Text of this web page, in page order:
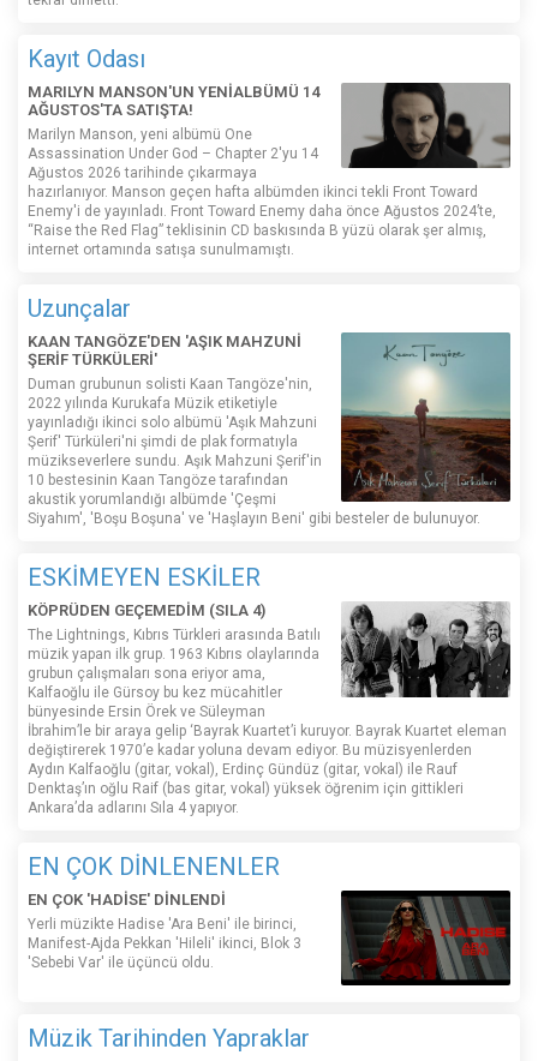
Kayıt Odası
MARILYN MANSON'UN YENİALBÜMÜ 14
AĞUSTOS'TA SATIŞTA!
Marilyn Manson, yeni albümü One
Assassination Under God – Chapter 2'yu 14
Ağustos 2026 tarihinde çıkarmaya
hazırlanıyor. Manson geçen hafta albümden ikinci tekli Front Toward
Enemy'i de yayınladı. Front Toward Enemy daha önce Ağustos 2024’te,
“Raise the Red Flag” teklisinin CD baskısında B yüzü olarak şer almış,
internet ortamında satışa sunulmamıştı.
Uzunçalar
KAAN TANGÖZE'DEN 'AŞIK MAHZUNİ
ŞERİF TÜRKÜLERİ'
Duman grubunun solisti Kaan Tangöze'nin,
2022 yılında Kurukafa Müzik etiketiyle
yayınladığı ikinci solo albümü 'Aşık Mahzuni
Şerif' Türküleri'ni şimdi de plak formatıyla
müzikseverlere sundu. Aşık Mahzuni Şerif'in
10 bestesinin Kaan Tangöze tarafından
akustik yorumlandığı albümde 'Çeşmi
Siyahım', 'Boşu Boşuna' ve 'Haşlayın Beni' gibi besteler de bulunuyor.
ESKİMEYEN ESKİLER
KÖPRÜDEN GEÇEMEDİM (SILA 4)
The Lightnings, Kıbrıs Türkleri arasında Batılı
müzik yapan ilk grup. 1963 Kıbrıs olaylarında
grubun çalışmaları sona eriyor ama,
Kalfaoğlu ile Gürsoy bu kez mücahitler
bünyesinde Ersin Örek ve Süleyman
İbrahim’le bir araya gelip ‘Bayrak Kuartet’i kuruyor. Bayrak Kuartet eleman
değiştirerek 1970’e kadar yoluna devam ediyor. Bu müzisyenlerden
Aydın Kalfaoğlu (gitar, vokal), Erdinç Gündüz (gitar, vokal) ile Rauf
Denktaş’ın oğlu Raif (bas gitar, vokal) yüksek öğrenim için gittikleri
Ankara’da adlarını Sıla 4 yapıyor.
EN ÇOK DİNLENENLER
EN ÇOK 'HADİSE' DİNLENDİ
Yerli müzikte Hadise 'Ara Beni' ile birinci,
Manifest-Ajda Pekkan 'Hileli' ikinci, Blok 3
'Sebebi Var' ile üçüncü oldu.
Müzik Tarihinden Yapraklar